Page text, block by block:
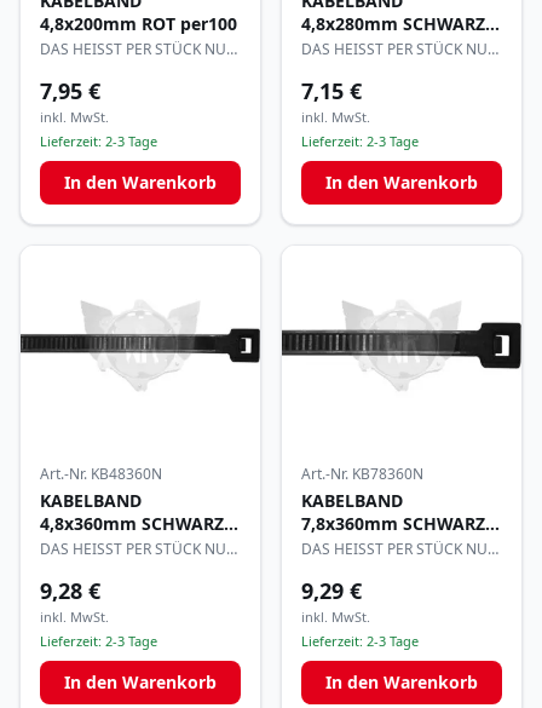
4,8x200mm ROT per100
DAS HEISST PER STÜCK NUR
7,95 €
inkl. MwSt.
Lieferzeit: 2-3 Tage
In den Warenkorb
4,8x280mm SCHWARZ
per100
DAS HEISST PER STÜCK NUR
7,15 €
inkl. MwSt.
Lieferzeit: 2-3 Tage
In den Warenkorb
Art.-Nr. KB48360N
KABELBAND
4,8x360mm SCHWARZ
per100
DAS HEISST PER STÜCK NUR
9,28 €
inkl. MwSt.
Lieferzeit: 2-3 Tage
In den Warenkorb
Art.-Nr. KB78360N
KABELBAND
7,8x360mm SCHWARZ
per50
DAS HEISST PER STÜCK NUR
9,29 €
inkl. MwSt.
Lieferzeit: 2-3 Tage
In den Warenkorb